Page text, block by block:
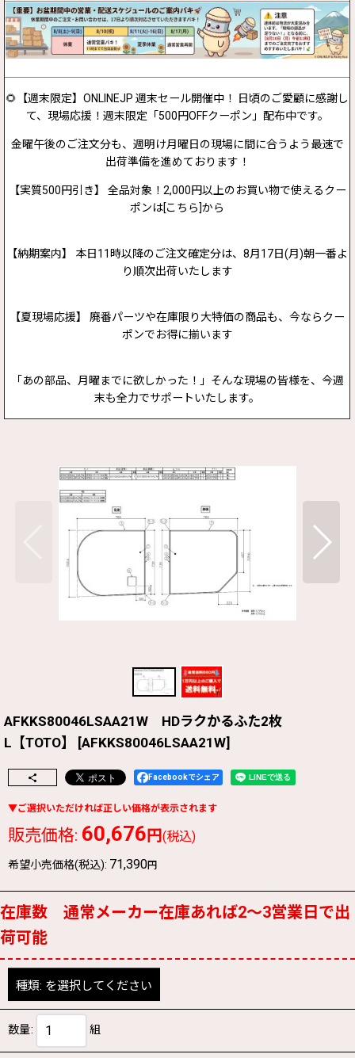
🌻【週末限定】ONLINEJP 週末セール開催中！ 日頃のご愛顧に感謝し
て、現場応援！週末限定「500円OFFクーポン」配布中です。
金曜午後のご注文分も、週明け月曜日の現場に間に合うよう最速で
出荷準備を進めております！
【実質500円引き】 全品対象！2,000円以上のお買い物で使えるクー
ポンは[こちら]から
【納期案内】 本日11時以降のご注文確定分は、8月17日(月)朝一番よ
り順次出荷いたします
【夏現場応援】 廃番パーツや在庫限り大特価の商品も、今ならクー
ポンでお得に揃います
「あの部品、月曜までに欲しかった！」そんな現場の皆様を、今週
末も全力でサポートいたします。
AFKKS80046LSAA21W HDラクかるふた2枚
L【TOTO】
[AFKKS80046LSAA21W]
Facebookでシェア
販売価格: 60,676円(税込)
希望小売価格(税込): 71,390円
在庫数 通常メーカー在庫あれば2〜3営業日で出
荷可能
種類: を選択してください
数量: 組